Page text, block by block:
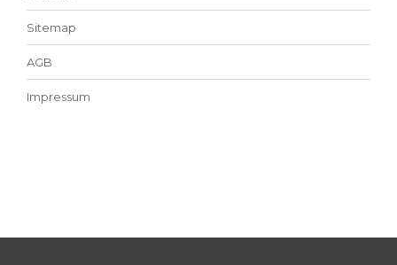
Sitemap
AGB
Impressum